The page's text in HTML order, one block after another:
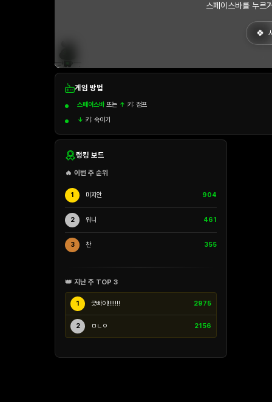
스페이스바를 누르
게임 방법
스페이스바또는 ↑ 키: 점프
↓ 키: 숙이기
랭킹 보드
🔥 이번 주 순위
1 미지안 904
2 워니 461
3 찬 355
👑 지난 주 TOP 3
1 긋빠이!!!!!!! 2975
2 ㅁㄴㅇ 2156